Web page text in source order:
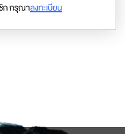
ก กรุณาลงทะเบียน